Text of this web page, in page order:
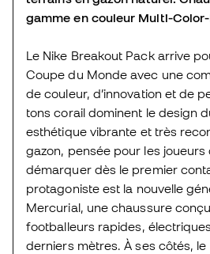
gamme en couleur Multi-
Le Nike Breakout Pack arrive
Coupe du Monde avec une
de couleur, d’innovation et de
tons corail dominent le design
esthétique vibrante et très
gazon, pensée pour les joueurs
démarquer dès le premier
protagoniste est la nouvelle
Mercurial, une chaussure
footballeurs rapides,
derniers mètres. À ses côtés,